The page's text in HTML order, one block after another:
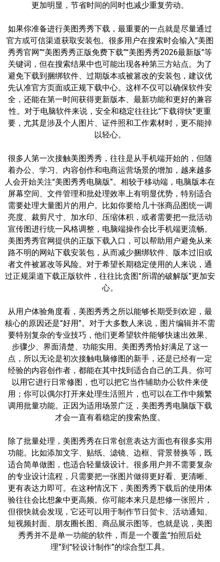
更加明显，节省时间的同时也减少重复劳动。
如果你准备进行美图秀秀下载，最重要的一点就是尽量通过
官方或可信渠道获取安装包。很多用户在搜索时会输入“美图
秀秀官网”“美图秀秀正版免费下载”“美图秀秀2026最新版”等
关键词，但在搜索结果中也可能出现各种第三方站点。为了
避免下载到捆绑软件、过期版本或被篡改的安装包，建议优
先认准官方页面或正规下载中心。这样不仅可以确保软件安
全，还能在第一时间获得更新版本、最新功能和更好的兼容
性。对于电脑软件来说，安全和稳定往往比“下载得快”更重
要，尤其是涉及个人图片、证件照和工作素材时，更不能掉
以轻心。
很多人第一次接触美图秀秀，往往是从手机端开始的，但随
着办公、学习、内容创作和电商运营场景的增加，越来越多
人会开始关注“美图秀秀电脑版”。相较于移动端，电脑版本在
屏幕空间、文件管理和批处理效率上有明显优势，特别适合
需要处理大量图片的用户。比如你要给几十张商品图统一调
亮度、裁剪尺寸、加水印、压缩体积，或者需要把一批活动
宣传图进行统一风格调整，电脑端操作会比手机端更流畅。
美图秀秀官网提供的正版下载入口，可以帮助用户避免从来
路不明的网站下载安装包，从而减少捆绑软件、版本过旧或
者文件被篡改等风险。对于希望长期稳定使用的人来说，通
过正规渠道下载正版软件，往往比贪图“所谓的破解版”更加安
心。
从用户体验角度看，美图秀秀之所以能够长期受到欢迎，最
核心的原因还是“好用”。对于大多数人来说，图片编辑并不需
要特别复杂的专业技巧，他们更希望软件能够快速出效果、
步骤少、界面清楚、功能实用。美图秀秀恰好满足了这一
点，所以无论是初次接触电脑修图的新手，还是已经有一定
经验的内容创作者，都能在其中找到适合自己的工具。你可
以用它进行日常修图，也可以把它当作辅助办公软件来使
用；你可以偶尔打开来处理生活照片，也可以在工作中频繁
调用批量功能。正因为适用场景广泛，美图秀秀电脑版下载
才会一直有着稳定的搜索热度。
除了批量处理，美图秀秀在日常创意表达方面也有很多实用
功能。比如添加文字、贴纸、滤镜、边框、背景替换等，既
适合简单做图，也适合轻量级设计。很多用户并不需要复杂
的专业设计流程，只需要把一张图片做得更好看、更清晰、
更有表达力即可。在这种情况下，美图秀秀下载后的使用体
验往往会比想象中更高频。你可能本来只是想修一张照片，
但很快就会发现，它还可以用于制作节日贺卡、活动通知、
短视频封面、朋友圈长图、商品展示图等。也就是说，美图
秀秀并不是单一功能的软件，而是一个覆盖“拍照后处
理”到“轻设计制作”的综合型工具。